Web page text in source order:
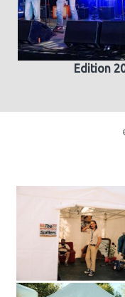
Edition